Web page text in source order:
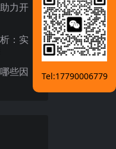
力开
：实
些因
Tel:17790006779